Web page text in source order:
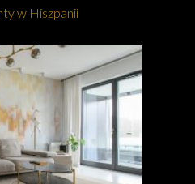
w Hiszpanii